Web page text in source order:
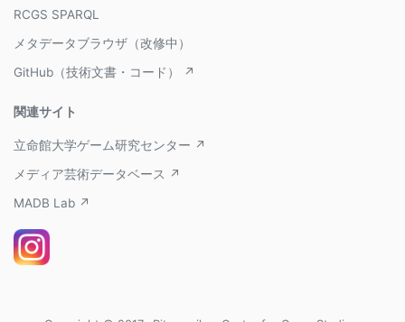
RCGS SPARQL
メタデータブラウザ（改修中）
GitHub（技術文書・コード） ↗
関連サイト
立命館大学ゲーム研究センター ↗
メディア芸術データベース ↗
MADB Lab ↗